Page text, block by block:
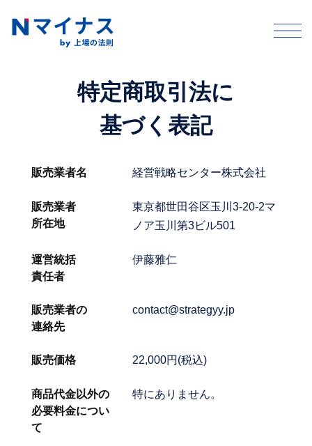
特定商取引法に
基づく表記
販売業者名 経営戦略センター株式会社
販売業者
所在地
東京都世田谷区玉川3-20-2マ
ノア玉川第3ビル501
運営統括
責任者
伊藤雅仁
販売業者の
連絡先
contact@strategyy.jp
販売価格 22,000円(税込)
商品代金以外の
必要料金につい
て
特にありません。